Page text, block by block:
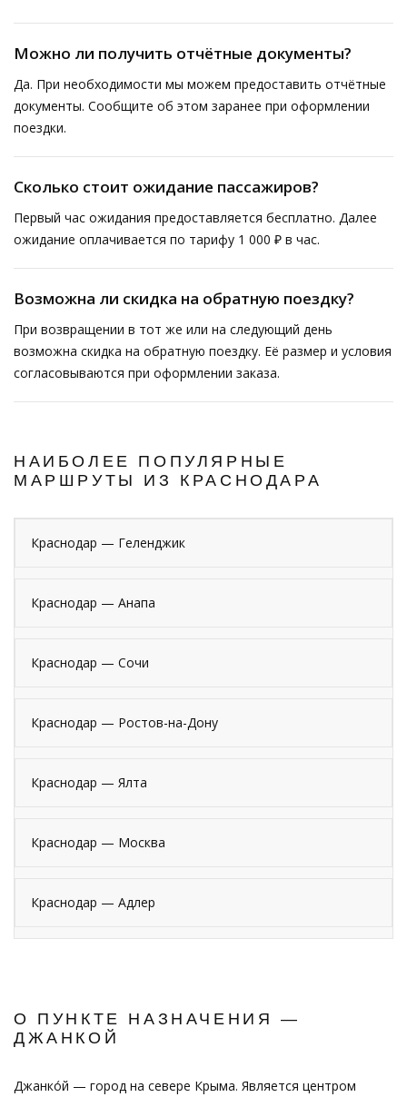
Можно ли получить отчётные документы?
Да. При необходимости мы можем предоставить отчётные
документы. Сообщите об этом заранее при оформлении
поездки.
Сколько стоит ожидание пассажиров?
Первый час ожидания предоставляется бесплатно. Далее
ожидание оплачивается по тарифу 1 000 ₽ в час.
Возможна ли скидка на обратную поездку?
При возвращении в тот же или на следующий день
возможна скидка на обратную поездку. Её размер и условия
согласовываются при оформлении заказа.
НАИБОЛЕЕ ПОПУЛЯРНЫЕ
МАРШРУТЫ ИЗ КРАСНОДАРА
Краснодар — Геленджик
Краснодар — Анапа
Краснодар — Сочи
Краснодар — Ростов-на-Дону
Краснодар — Ялта
Краснодар — Москва
Краснодар — Адлер
О ПУНКТЕ НАЗНАЧЕНИЯ —
ДЖАНКОЙ
Джанко́й — город на севере Крыма. Является центром